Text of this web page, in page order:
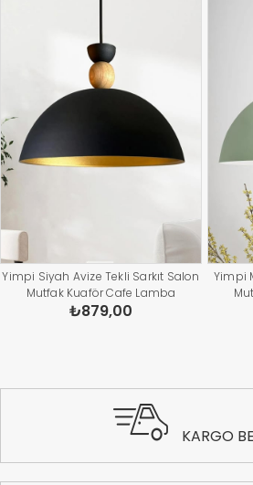
Yimpi Siyah Avize Tekli Sarkıt Salon
Mutfak Kuaför Cafe Lamba
Dekoratif Aydınlatma Pastane
₺879,00
Yimpi
KARGO